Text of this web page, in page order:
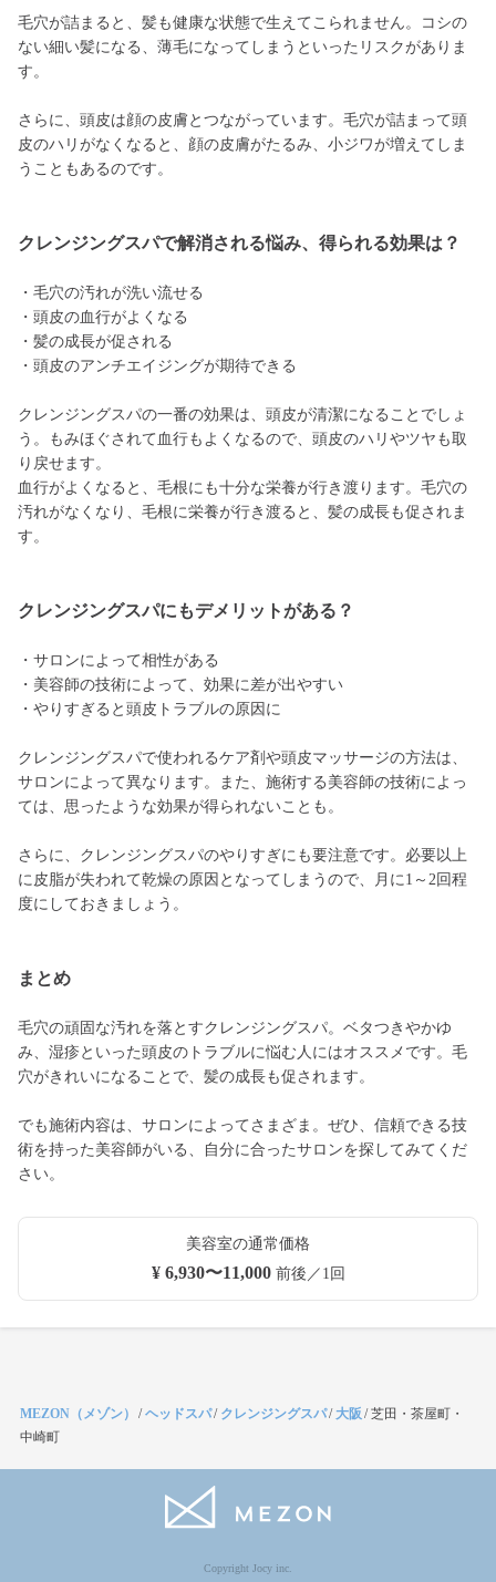
毛穴が詰まると、髪も健康な状態で生えてこられません。コシの
ない細い髪になる、薄毛になってしまうといったリスクがありま
す。
さらに、頭皮は顔の皮膚とつながっています。毛穴が詰まって頭
皮のハリがなくなると、顔の皮膚がたるみ、小ジワが増えてしま
うこともあるのです。
クレンジングスパで解消される悩み、得られる効果は？
・毛穴の汚れが洗い流せる
・頭皮の血行がよくなる
・髪の成長が促される
・頭皮のアンチエイジングが期待できる
クレンジングスパの一番の効果は、頭皮が清潔になることでしょ
う。もみほぐされて血行もよくなるので、頭皮のハリやツヤも取
り戻せます。
血行がよくなると、毛根にも十分な栄養が行き渡ります。毛穴の
汚れがなくなり、毛根に栄養が行き渡ると、髪の成長も促されま
す。
クレンジングスパにもデメリットがある？
・サロンによって相性がある
・美容師の技術によって、効果に差が出やすい
・やりすぎると頭皮トラブルの原因に
クレンジングスパで使われるケア剤や頭皮マッサージの方法は、
サロンによって異なります。また、施術する美容師の技術によっ
ては、思ったような効果が得られないことも。
さらに、クレンジングスパのやりすぎにも要注意です。必要以上
に皮脂が失われて乾燥の原因となってしまうので、月に1～2回程
度にしておきましょう。
まとめ
毛穴の頑固な汚れを落とすクレンジングスパ。ベタつきやかゆ
み、湿疹といった頭皮のトラブルに悩む人にはオススメです。毛
穴がきれいになることで、髪の成長も促されます。
でも施術内容は、サロンによってさまざま。ぜひ、信頼できる技
術を持った美容師がいる、自分に合ったサロンを探してみてくだ
さい。
美容室の通常価格
¥ 6,930〜11,000前後／1回
MEZON（メゾン） /ヘッドスパ/ クレンジングスパ/大阪 /芝田・茶屋町・
中崎町
Copyright Jocy inc.